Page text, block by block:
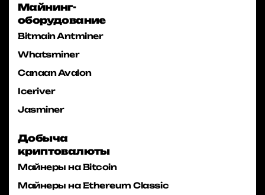
Майнинг-
оборудование
Bitmain Antminer
Whatsminer
Canaan Avalon
Iceriver
Jasminer
Добыча
криптовалюты
Майнеры на Bitcoin
Майнеры на Ethereum Classic